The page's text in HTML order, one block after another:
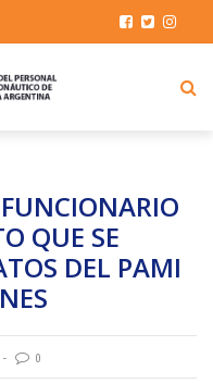
QUE SE
DEL PAMI
0